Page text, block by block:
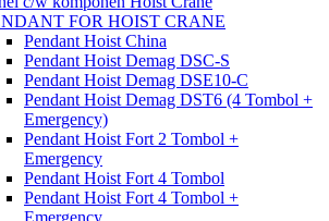
FOR HOIST CRANE
Pendant Hoist China
Pendant Hoist Demag DSC-S
Pendant Hoist Demag DSE10-C
Pendant Hoist Demag DST6 (4 Tombol +
Emergency)
Pendant Hoist Fort 2 Tombol +
Emergency
Pendant Hoist Fort 4 Tombol
Pendant Hoist Fort 4 Tombol +